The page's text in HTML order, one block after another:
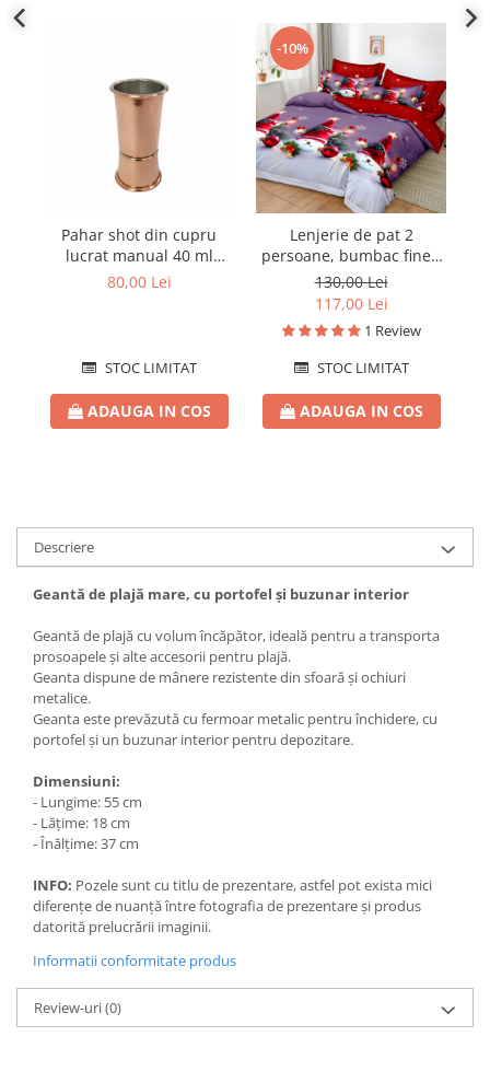
Pahar shot din cupru
lucrat manual 40 ml
CTR39
80,00 Lei
STOC LIMITAT
ADAUGA IN COS
-10%
Lenjerie de pat 2
persoane, bumbac finet,
6 piese, 2 fețe, Crăciun
SPAC2312
130,00 Lei
117,00 Lei
1 Review
STOC LIMITAT
ADAUGA IN COS
Descriere
Geantă de plajă mare, cu portofel și buzunar interior
Geantă de plajă cu volum încăpător, ideală pentru a transporta
prosoapele și alte accesorii pentru plajă.
Geanta dispune de mânere rezistente din sfoară și ochiuri
metalice.
Geanta este prevăzută cu fermoar metalic pentru închidere, cu
portofel și un buzunar interior pentru depozitare.
Dimensiuni:
- Lungime: 55 cm
- Lățime: 18 cm
- Înălțime: 37 cm
INFO: Pozele sunt cu titlu de prezentare, astfel pot exista mici
diferențe de nuanță între fotografia de prezentare și produs
datorită prelucrării imaginii.
Informatii conformitate produs
Review-uri(0)